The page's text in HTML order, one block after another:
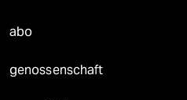
abo
genossenschaft